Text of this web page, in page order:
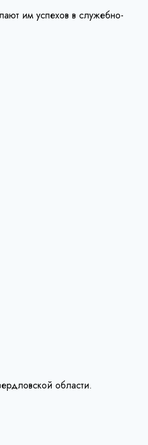
им успехов в служебно-
области.